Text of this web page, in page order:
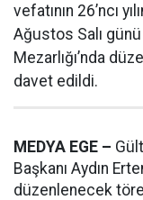
vefatının 26’ncı
Ağustos Salı
Mezarlığı’nda
davet edildi.
MEDYA EGE –
Başkanı Aydın
düzenlenecek